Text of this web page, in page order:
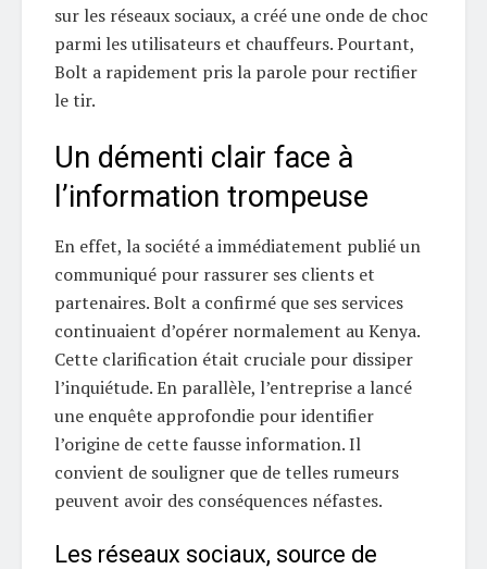
sur les réseaux sociaux, a créé une onde de choc
parmi les utilisateurs et chauffeurs. Pourtant,
Bolt a rapidement pris la parole pour rectifier
le tir.
Un démenti clair face à
l’information trompeuse
En effet, la société a immédiatement publié un
communiqué pour rassurer ses clients et
partenaires. Bolt a confirmé que ses services
continuaient d’opérer normalement au Kenya.
Cette clarification était cruciale pour dissiper
l’inquiétude. En parallèle, l’entreprise a lancé
une enquête approfondie pour identifier
l’origine de cette fausse information. Il
convient de souligner que de telles rumeurs
peuvent avoir des conséquences néfastes.
Les réseaux sociaux, source de